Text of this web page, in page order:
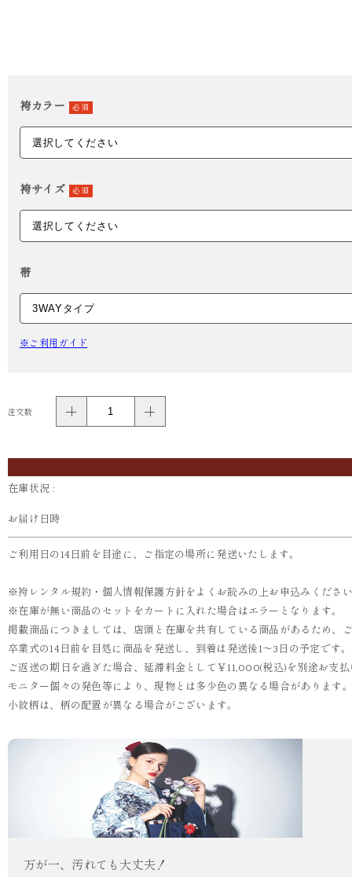
袴カラー 必須
袴サイズ 必須
帯
※ご利用ガイド
注文数
在庫状況 :
お届け日時
ご利用日の14日前を目途に、ご指定の場所に発送いたします。
※袴レンタル規約・個人情報保護方針をよくお読みの上お申込みくださ
※在庫が無い商品のセットをカートに入れた場合はエラーとなります。
掲載商品につきましては、店頭と在庫を共有している商品があるため
卒業式の14日前を目処に商品を発送し、到着は発送後1～3日の予定で
ご返送の期日を過ぎた場合、延滞料金として￥11,000(税込)を別途お支
モニター個々の発色等により、現物とは多少色の異なる場合があります。
小紋柄は、柄の配置が異なる場合がございます。
万が一、汚れても大丈夫！